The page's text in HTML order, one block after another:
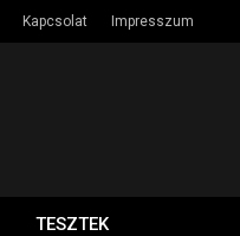
Kapcsolat Impresszum
TESZTEK